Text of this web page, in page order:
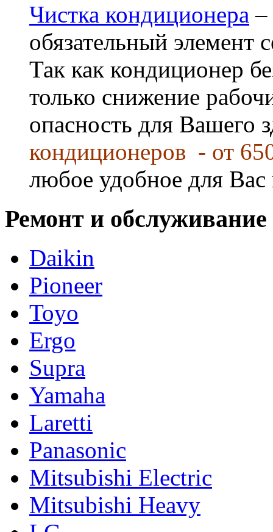
Чистка кондиционера –
обязательный элемент
Так как кондиционер
только снижение
опасность для Вашего
кондиционеров - от
любое удобное для Вас
Ремонт и обслуживание
Daikin
Pioneer
Toyo
Ergo
Supra
Yamaha
Laretti
Panasonic
Mitsubishi Electric
Mitsubishi Heavy